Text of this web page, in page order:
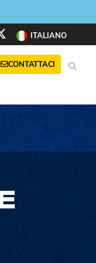
ITALIANO
CONTATTACI